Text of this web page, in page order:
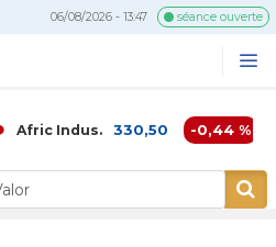
06/08/2026 - 13:47 séance ouverte
Afric Indus. 330,50 -0,44 %